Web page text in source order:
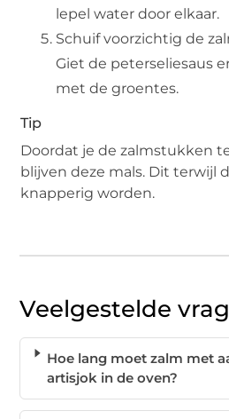
lepel water door elkaar.
Schuif voorzichtig de
Giet de peterseliesaus
met de groentes.
Tip
Doordat je de zalmstukken
blijven deze mals. Dit terwijl
knapperig worden.
Veelgestelde
Hoe lang moet zalm met
artisjok in de oven?